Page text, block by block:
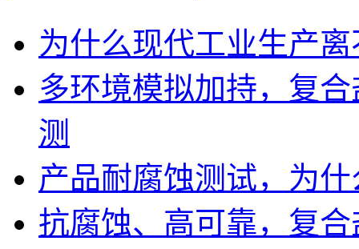
为什么现代工业生产
多环境模拟加持，复
测
产品耐腐蚀测试，为
抗腐蚀、高可靠，复